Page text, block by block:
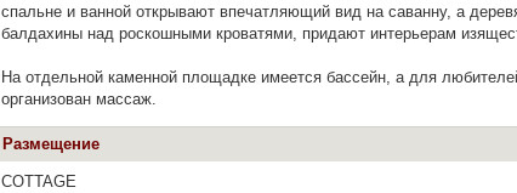
спальне и ванной открывают впечатляющий вид на саванну, а
балдахины над роскошными кроватями, придают интерьерам
На отдельной каменной площадке имеется бассейн, а для
организован массаж.
Размещение
COTTAGE